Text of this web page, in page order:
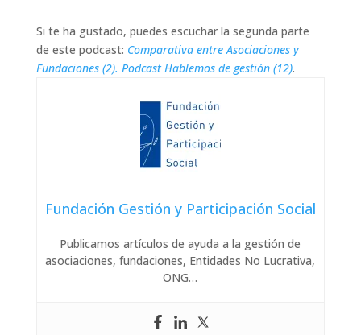
Si te ha gustado, puedes escuchar la segunda parte
de este podcast: Comparativa entre Asociaciones y
Fundaciones (2). Podcast Hablemos de gestión (12).
Fundación Gestión y Participación Social
Publicamos artículos de ayuda a la gestión de
asociaciones, fundaciones, Entidades No Lucrativa,
ONG…